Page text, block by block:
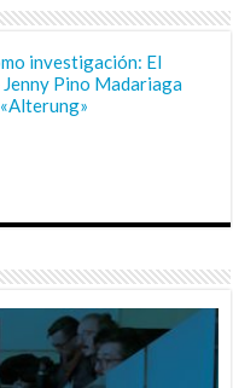
investigación: El
Pino Madariaga